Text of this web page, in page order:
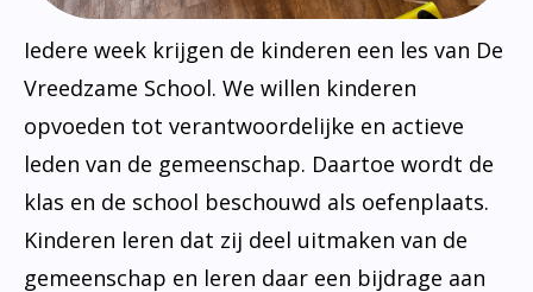
Iedere week krijgen de kinderen een les van De
Vreedzame School. We willen kinderen
opvoeden tot verantwoordelijke en actieve
leden van de gemeenschap. Daartoe wordt de
klas en de school beschouwd als oefenplaats.
Kinderen leren dat zij deel uitmaken van de
gemeenschap en leren daar een bijdrage aan